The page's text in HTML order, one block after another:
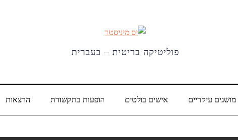
פוליטיקה בריטית – בעברית
מושגים עיקריים אישים בולטים הופעות בתקשורת הרצאות